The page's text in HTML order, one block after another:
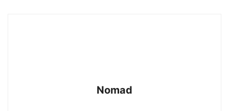
Nomad